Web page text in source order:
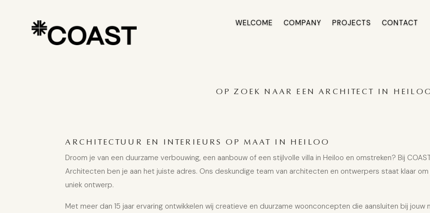
WELCOME COMPANY PROJECTS CONTACT
OP ZOEK NAAR EEN ARCHITECT IN
ARCHITECTUUR EN INTERIEURS OP MAAT IN HEILOO
Droom je van een duurzame verbouwing, een aanbouw of een stijlvolle villa in Heiloo en omstreken? Bij
Architecten ben je aan het juiste adres. Ons deskundige team van architecten en ontwerpers staat klaar
uniek ontwerp.
Met meer dan 15 jaar ervaring ontwikkelen wij creatieve en duurzame woonconcepten die aansluiten bij jouw